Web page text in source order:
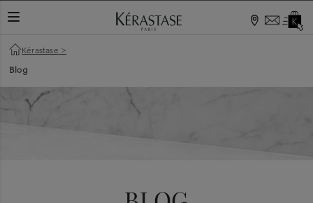
TOGGLE NAVIGATION
Kérastase >
Blog